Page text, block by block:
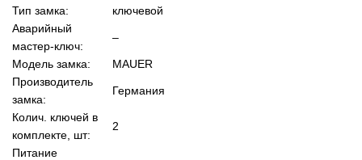
Тип замка:
ключевой
Аварийный
мастер-ключ:
–
Модель замка:
MAUER
Производитель
замка:
Германия
Колич. ключей в
комплекте, шт:
2
Питание